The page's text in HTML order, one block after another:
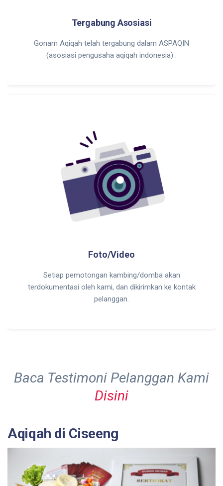
Tergabung Asosiasi
Gonam Aqiqah telah tergabung dalam ASPAQIN
(asosiasi pengusaha aqiqah indonesia) .
Foto/Video
Setiap pemotongan kambing/domba akan
terdokumentasi oleh kami, dan dikirimkan ke kontak
pelanggan.
Baca Testimoni Pelanggan Kami
Disini
Aqiqah di Ciseeng